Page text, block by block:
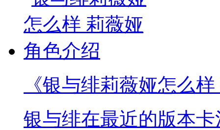
《银与绯莉薇娅怎么
银与绯在最近的版本